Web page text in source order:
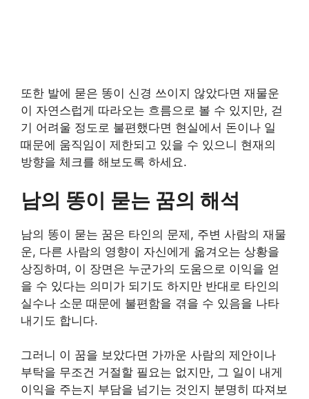
또한 발에 묻은 똥이 신경 쓰이지 않았다면 재물운
이 자연스럽게 따라오는 흐름으로 볼 수 있지만, 걷
기 어려울 정도로 불편했다면 현실에서 돈이나 일
때문에 움직임이 제한되고 있을 수 있으니 현재의
방향을 체크를 해보도록 하세요.
남의 똥이 묻는 꿈의 해석
남의 똥이 묻는 꿈은 타인의 문제, 주변 사람의 재물
운, 다른 사람의 영향이 자신에게 옮겨오는 상황을
상징하며, 이 장면은 누군가의 도움으로 이익을 얻
을 수 있다는 의미가 되기도 하지만 반대로 타인의
실수나 소문 때문에 불편함을 겪을 수 있음을 나타
내기도 합니다.
그러니 이 꿈을 보았다면 가까운 사람의 제안이나
부탁을 무조건 거절할 필요는 없지만, 그 일이 내게
이익을 주는지 부담을 넘기는 것인지 분명히 따져보